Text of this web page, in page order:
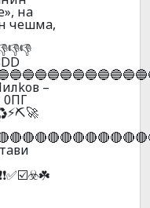
нa
чeшмa,
–
0ПГ